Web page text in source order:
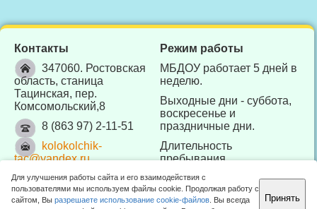
Контакты
347060. Ростовская
область, станица
Тацинская, пер.
Комсомольский,8
8 (863 97) 2-11-51
kolokolchik-
tac@yandex.ru
Режим работы
МБДОУ работает 5 дней в
неделю.
Выходные дни - суббота,
воскресенье и
праздничные дни.
Длительность
пребывания
воспитанников в МБДОУ -
10 часов (с 7.30 до 17.30).
Для улучшения работы сайта и его взаимодействия с
пользователями мы используем файлы cookie. Продолжая работу с
сайтом, Вы разрешаете использование cookie-файлов . Вы всегда
Принять